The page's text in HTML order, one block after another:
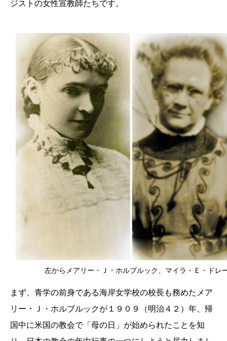
ジストの女性宣教師たちです。
左からメアリー・Ｊ・ホルブルック、マイラ・Ｅ・ドレ
まず、青学の前身である海岸女学校の校長も務めたメア
リー・Ｊ・ホルブルックが１９０９（明治４２）年、帰
国中に米国の教会で「母の日」が始められたことを知